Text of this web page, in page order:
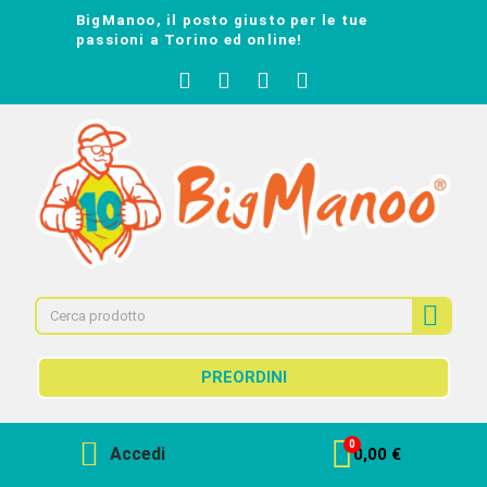
BigManoo, il posto giusto per le tue
passioni a Torino ed online!
PREORDINI
Accedi 0,00 €